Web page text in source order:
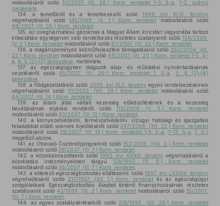
módosításáról szóló 50/2007. (III. 26.) Korm. rendelet 1–3. §-a ,1–2. számú
melléklete
134.
a temetőkről és a temetkezésről szóló 1999. évi XLIII. törvény
végrehajtásáról szóló 145/1999. (X. 1.) Korm. rendelet módosításáról szóló
48/2007. (III. 20.) Korm. rendelet
135.
az üvegházhatású gázoknak a Magyar Állam kincstári vagyonába tartozó
kibocsátási egységeivel való rendelkezés részletes szabályairól szóló 109/2006.
(V. 5.) Korm. rendelet módosításáról szóló 47/2007. (III. 20.) Korm. rendelet
136.
a magánszemélyek közműfejlesztési támogatásáról szóló 262/2004. (IX.
23.) Korm. rendelet módosításáról szóló 46/2007. (III. 20.) Korm. rendelet 1–5. §-
a
6. § (2)–(3) bekezdése , melléklete,
137.
az egészségügyben dolgozók alap- és működési nyilvántartásának
vezetéséről szóló45/2007. (III. 20.) Korm. rendelet 1. §-a
3. § (3)–(4)
bekezdése
138.
a földgázellátásról szóló 2003. évi XLII. törvény egyes rendelkezéseinek
végrehajtásáról szóló 111/2003. (VII. 29.) Korm. rendelet módosításáról szóló
44/2007. (III. 14.) Korm. rendelet
139.
az állam által vállalt kezesség előkészítésének és a kezesség
beváltásának eljárási rendjéről szóló 110/2006. (V. 5.) Korm. rendelet
módosításáról szóló 40/2007. (III. 13.) Korm. rendelet
140.
a környezetvédelmi, természetvédelmi, vízügyi hatósági és igazgatási
feladatokat ellátó szervek kijelöléséről szóló 347/2006. (XII. 23.) Korm. rendelet
módosításáról szóló39/2007. (III. 13.) Korm. rendelet 1–5. §-a ,7–13. §-a ,7. §-t
megelőző alcíme,
141.
az Útravaló Ösztöndíjprogramról szóló 152/2005. (VIII. 2.) Korm. rendelet
módosításáról szóló 38/2007. (III. 7.) Korm. rendelet
142.
a közalkalmazottakról szóló 1992. évi XXXIII. törvény végrehajtásáról a
közoktatási intézményekben tárgyú 138/1992. (X. 8.) Korm. rendelet
módosításáról szóló 36/2007. (III. 7.) Korm. rendelet
143.
a kötelező egészségbiztosítás ellátásairól szóló 1997. évi LXXXIII. törvény
végrehajtásáról szóló
217/1997. (XII. 1.) Korm. rendelet és az egészségügyi
szolgáltatások Egészségbiztosítási Alapból történő finanszírozásának részletes
szabályairól szóló 43/1999. (III. 3.) Korm. rendeletmódosításáról szóló35/2007.
(III. 7.) Korm. rendelet
144.
az egyes szabálysértésekről szóló 218/1999. (XII. 28.) Korm. rendelet